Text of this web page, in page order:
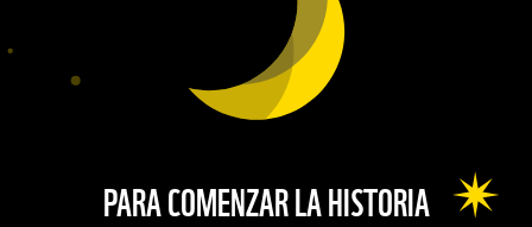
PARA COMENZAR LA HISTORIA